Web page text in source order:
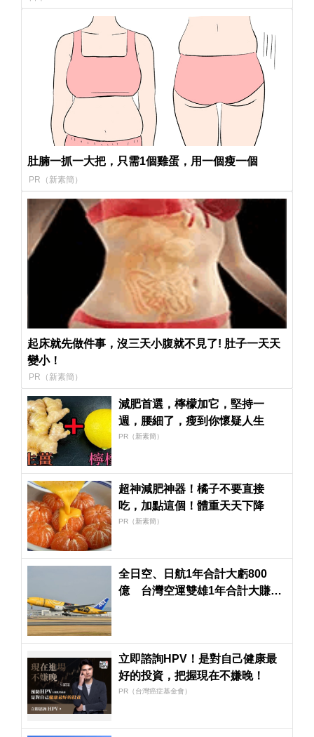
肚腩一抓一大把，只需1個雞蛋，用一個瘦一個
PR（新素簡）
起床就先做件事，沒三天小腹就不見了! 肚子一天天
變小！
PR（新素簡）
減肥首選，檸檬加它，堅持一
週，腰細了，瘦到你懷疑人生
PR（新素簡）
超神減肥神器！橘子不要直接
吃，加點這個！體重天天下降
PR（新素簡）
全日空、日航1年合計大虧800
億 台灣空運雙雄1年合計大賺
立即諮詢HPV！是對自己健康最
好的投資，把握現在不嫌晚！
PR（台灣癌症基金會）